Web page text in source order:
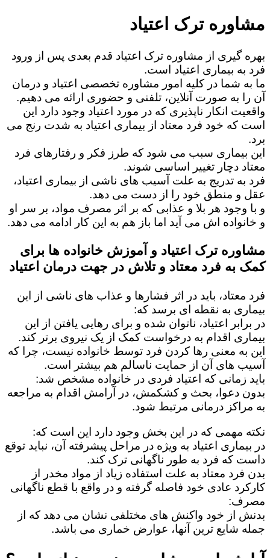
مشاوره ترک اعتیاد
بهره گیری از مشاوره ترک اعتیاد قدم بعدی پس از ورود
فرد به بیماری اعتیاد است.
ما به شما در کلیه امور مشاوره تخصصی اعتیاد و درمان
آن را به صورت آنلاین، تلفنی و حضوری ارائه می دهیم.
واقعیت انکار ناپذیری که در مورد اعتیاد وجود دارد این
است که خود فرد معتاد از بیماری اعتیاد به شدت رنج می
برد.
این بیماری سبب می شود که طرز فکر و رفتارهای فرد
معتاد دچار تغییر اساسی شوند.
فرد به تدریج به علت آسیب های ناشی از بیماری اعتیاد،
عقل و منطق خود را از دست می دهد.
و با وجود هر بلا و عذابی که بر اثر مصرف مواد، بر سر او
و خانواده اش می آید اما باز هم به این کار ادامه می دهد.
مشاوره ترک اعتیاد و آموزش خانواده ها برای
کمک به فرد معتاد و تلاش در جهت درمان اعتیاد
فرد معتاد، باید در اثر فشارها و عذاب های ناشی از این
بیماری به نقطه ای برسد که:
در برابر اعتیاد، ناتوان شده و برای رهایی یافتن از این
بیماری اقدام به درخواست کمک از یک نیروی برتر کند.
این به معنی رها کردن فرد توسط خانواده نیست، چرا که
آسیب های آن از حمایت ناسالم هم بیشتر است.
باید زمانی که اعتیاد فردی در خانواده مشخص شد:
بدون دعوا، بحث و کشکمش، در آرامش اقدام به مراجعه
به مراکز درمانی مرتبط شود.
نکته مهمی که در این بخش وجود دارد این است که:
در بیماری اعتیاد به ویژه در مراحل پیشرفته آن، نباید توقع
داست که فرد به طور ناگهانی ترک کند.
بدن فرد معتاد به علت استفاده زیاد از مواد مخدر از
کارکرد عادی خود فاصله گرفته و در واقع با قطع ناگهانی
مصرف:
بدنش از خود واکنش های مختلفی نشان می دهد که از
جمله شایع ترین آنها، عوارض خماری می باشد.